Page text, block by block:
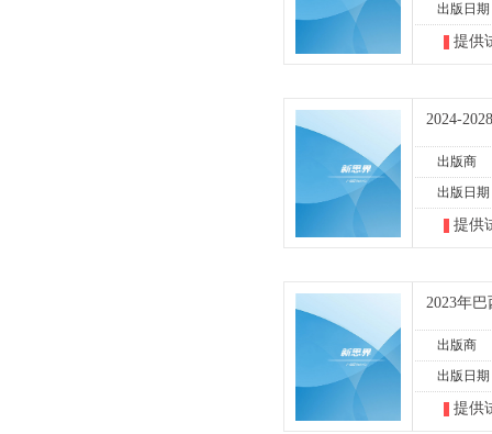
出版日期
提供
2024-
出版商
出版日期
提供
2023年
出版商
出版日期
提供